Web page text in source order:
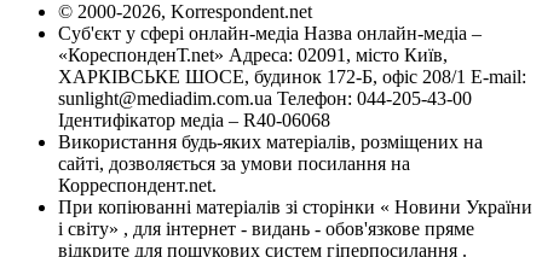
© 2000-2026, Korrespondent.net
Суб'єкт у сфері онлайн-медіа Назва онлайн-медіа –
«КореспонденТ.net» Адреса: 02091, місто Київ,
ХАРКІВСЬКЕ ШОСЕ, будинок 172-Б, офіс 208/1 E-mail:
sunlight@mediadim.com.ua Телефон: 044-205-43-00
Ідентифікатор медіа – R40-06068
Використання будь-яких матеріалів, розміщених на
сайті, дозволяється за умови посилання на
Корреспондент.net.
При копіюванні матеріалів зі сторінки « Новини України
і світу» , для інтернет - видань - обов'язкове пряме
відкрите для пошукових систем гіперпосилання .